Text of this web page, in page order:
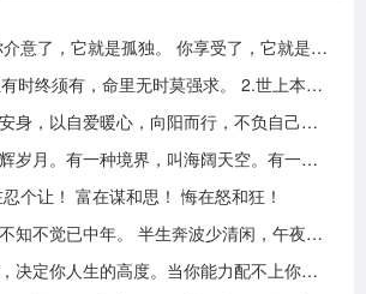
独处，这个事： 你介意了，它就是孤独。 你享受了，它就是自由。
人生九悟： 1.命里有时终须有，命里无时莫强求。 2.世上本无事槦人自扰之。 3.睡前原谅一切，醒来不问过往。 4.平安健康是财富，无病无灾。 5.人心换人心，换不来就转身。 6.看破不说破，看透不说透。 7.得意时看淡，失意时看开。 8.知足常乐，一切随缘。 9.人生本过客，何须执着。
往后余生，以自律安身，以自爱暖心，向阳而行，不负自己，活成自己喜欢的模样！
有一种人生，叫光辉岁月。有一种境界，叫海阔天空。有一种心态，叫不可一世。 有一种亲情，叫真的爱你。有一种乡音，叫农民。 有一种爱情，叫喜欢你。 有一种路途，叫灰色轨迹。 有一种知己，叫情人。有一种情结，叫长城。 有一种和平，叫AMANI。 有一种行动，叫不再犹豫。 有一种父爱，叫大地。有一种孤独，叫冷雨夜。 有一种伤心，叫无尽空虚。 有一种无奈，叫岁月无声。有一种信仰，叫再见理想。有一种童真，叫月光光。有一种力量，叫冲开一切。有一种坚强，叫午夜怨曲。有一种感慨，叫谁伴我闯荡。 有一种坦然，叫无悔这一生。有一种思念，叫遥望。有一个歌手，叫黄家驹。 有一支乐队，叫BEYOND。三十多年，一晃而过！精神永留心间，致敬家驹！！
个让！ 富在谋和思！ 悔在怒和狂！
一心一意去挣钱，不知不觉已中年。 半生奔波少清闲，午夜孤枕难入眠。 青山不老我不闲，一生忙碌为油盐。 风风雨雨几十载，转眼黄土埋胸前。 我笑青山颜不变，青山笑我已暮年。 如牛到老不得闲，得闲已与山共眠。 半生风雨半生寒，一杯浊酒敬流年。 回首过往半生路，七分酸楚三分甜。 岁月赠我两鬓霜，红尘赐我一身伤。 尝遍人间千般苦，颜衰依旧笑夕阳。
你对待父母的态度，决定你人生的高度。当你能力配不上你的欲望的时候，要学会控制欲望，并对自己的能力有认知、对自己的消费有规划、对自己的欲望有克制。